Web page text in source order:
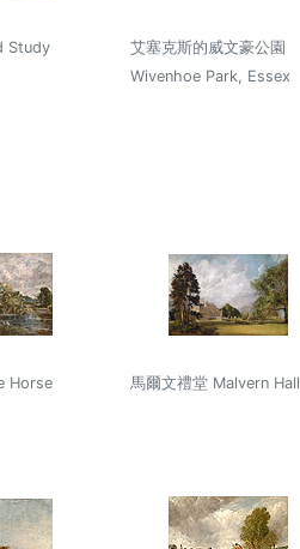
Study
艾塞克斯的威文豪公園
Wivenhoe Park, Essex
Horse 馬爾文禮堂 Malvern Hall